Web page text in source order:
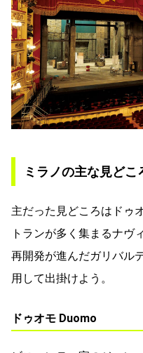
ミラノの主な見どこ
主だった見どころはドゥ
トランが多く集まるナヴ
再開発が進んだガリバル
用して出掛けよう。
ドゥオモ Duomo